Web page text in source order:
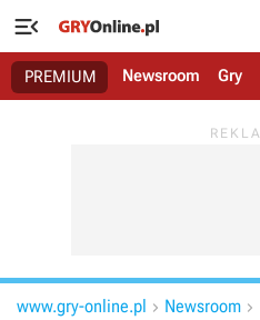

PREMIUM Newsroom Gry
www.gry-online.pl  Newsroom 